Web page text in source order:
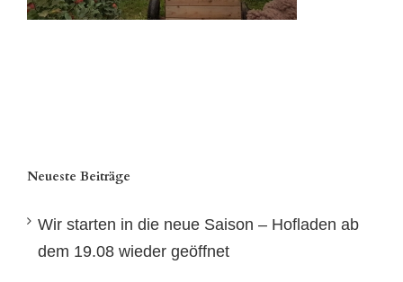
Neueste Beiträge
Wir starten in die neue Saison – Hofladen ab
dem 19.08 wieder geöffnet